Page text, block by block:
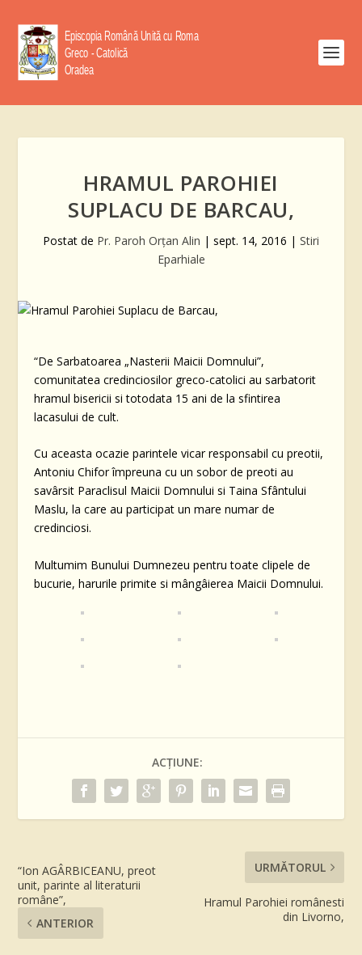
HRAMUL PAROHIEI
SUPLACU DE BARCAU,
Postat de Pr. Paroh Orţan Alin | sept. 14, 2016 | Stiri
Eparhiale
“De Sarbatoarea „Nasterii Maicii Domnului”,
comunitatea credinciosilor greco-catolici au sarbatorit
hramul bisericii si totodata 15 ani de la sfintirea
lacasului de cult.
Cu aceasta ocazie parintele vicar responsabil cu preotii,
Antoniu Chifor împreuna cu un sobor de preoti au
savârsit Paraclisul Maicii Domnului si Taina Sfântului
Maslu, la care au participat un mare numar de
credinciosi.
Multumim Bunului Dumnezeu pentru toate clipele de
bucurie, harurile primite si mângâierea Maicii Domnului.
ACȚIUNE:
“Ion AGÂRBICEANU, preot
unit, parinte al literaturii
române”,
ANTERIOR
URMĂTORUL
Hramul Parohiei românesti
din Livorno,